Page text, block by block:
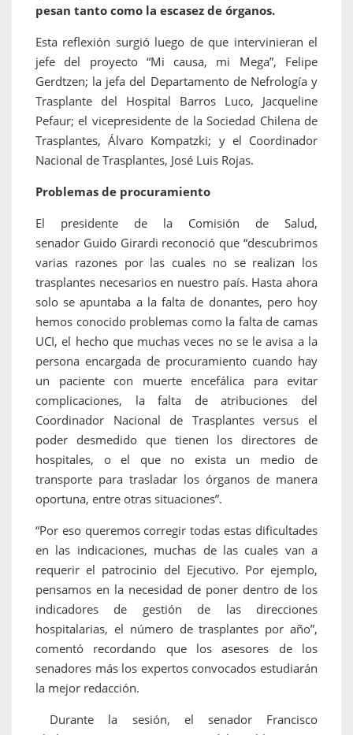
pesan tanto como la escasez de órganos.
Esta reflexión surgió luego de que intervinieran el
jefe del proyecto “Mi causa, mi Mega”, Felipe
Gerdtzen; la jefa del Departamento de Nefrología y
Trasplante del Hospital Barros Luco, Jacqueline
Pefaur; el vicepresidente de la Sociedad Chilena de
Trasplantes, Álvaro Kompatzki; y el Coordinador
Nacional de Trasplantes, José Luis Rojas.
Problemas de procuramiento
El presidente de la Comisión de Salud,
senador Guido Girardi reconoció que “descubrimos
varias razones por las cuales no se realizan los
trasplantes necesarios en nuestro país. Hasta ahora
solo se apuntaba a la falta de donantes, pero hoy
hemos conocido problemas como la falta de camas
UCI, el hecho que muchas veces no se le avisa a la
persona encargada de procuramiento cuando hay
un paciente con muerte encefálica para evitar
complicaciones, la falta de atribuciones del
Coordinador Nacional de Trasplantes versus el
poder desmedido que tienen los directores de
hospitales, o el que no exista un medio de
transporte para trasladar los órganos de manera
oportuna, entre otras situaciones”.
“Por eso queremos corregir todas estas dificultades
en las indicaciones, muchas de las cuales van a
requerir el patrocinio del Ejecutivo. Por ejemplo,
pensamos en la necesidad de poner dentro de los
indicadores de gestión de las direcciones
hospitalarias, el número de trasplantes por año”,
comentó recordando que los asesores de los
senadores más los expertos convocados estudiarán
la mejor redacción.
Durante la sesión, el senador Francisco